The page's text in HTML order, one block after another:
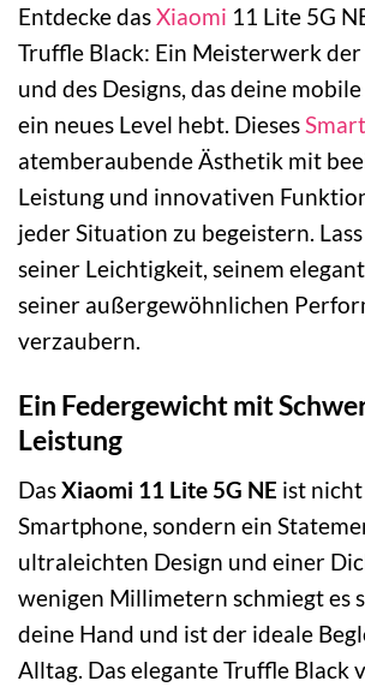
Entdecke dasXiaomi 11 Lite 5G
Truffle Black: Ein Meisterwerk
und des Designs, das deine
ein neues Level hebt. Dieses
atemberaubende Ästhetik mit
Leistung und innovativen
jeder Situation zu begeistern.
seiner Leichtigkeit, seinem
seiner außergewöhnlichen
verzaubern.
Ein Federgewicht mit
Leistung
DasXiaomi 11 Lite 5G NE ist
Smartphone, sondern ein
ultraleichten Design und einer
wenigen Millimetern schmiegt es
deine Hand und ist der ideale
Alltag. Das elegante Truffle Black